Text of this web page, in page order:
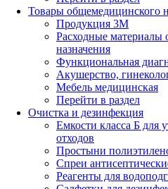
Товары общемедицинского
Продукция 3М
Расходные материалы
назначения
Функциональная
Акушерство,
Мебель медицинская
Перейти в раздел
Очистка и дезинфекция
Емкости класса Б для
отходов
Простыни
Спреи
Реагенты для